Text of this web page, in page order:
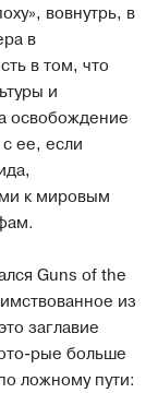
вовнутрь, в
в
в том, что
и
освобождение
ее, если
к мировым
Guns of the
из
заглавие
рые больше
ложному пути: